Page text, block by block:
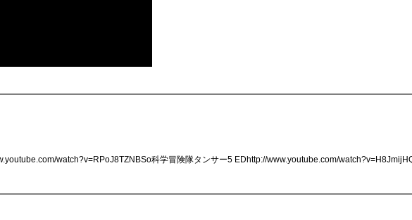
watch?v=RPoJ8TZNBSo科学冒険隊タンサー5 EDhttp://www.youtube.com/